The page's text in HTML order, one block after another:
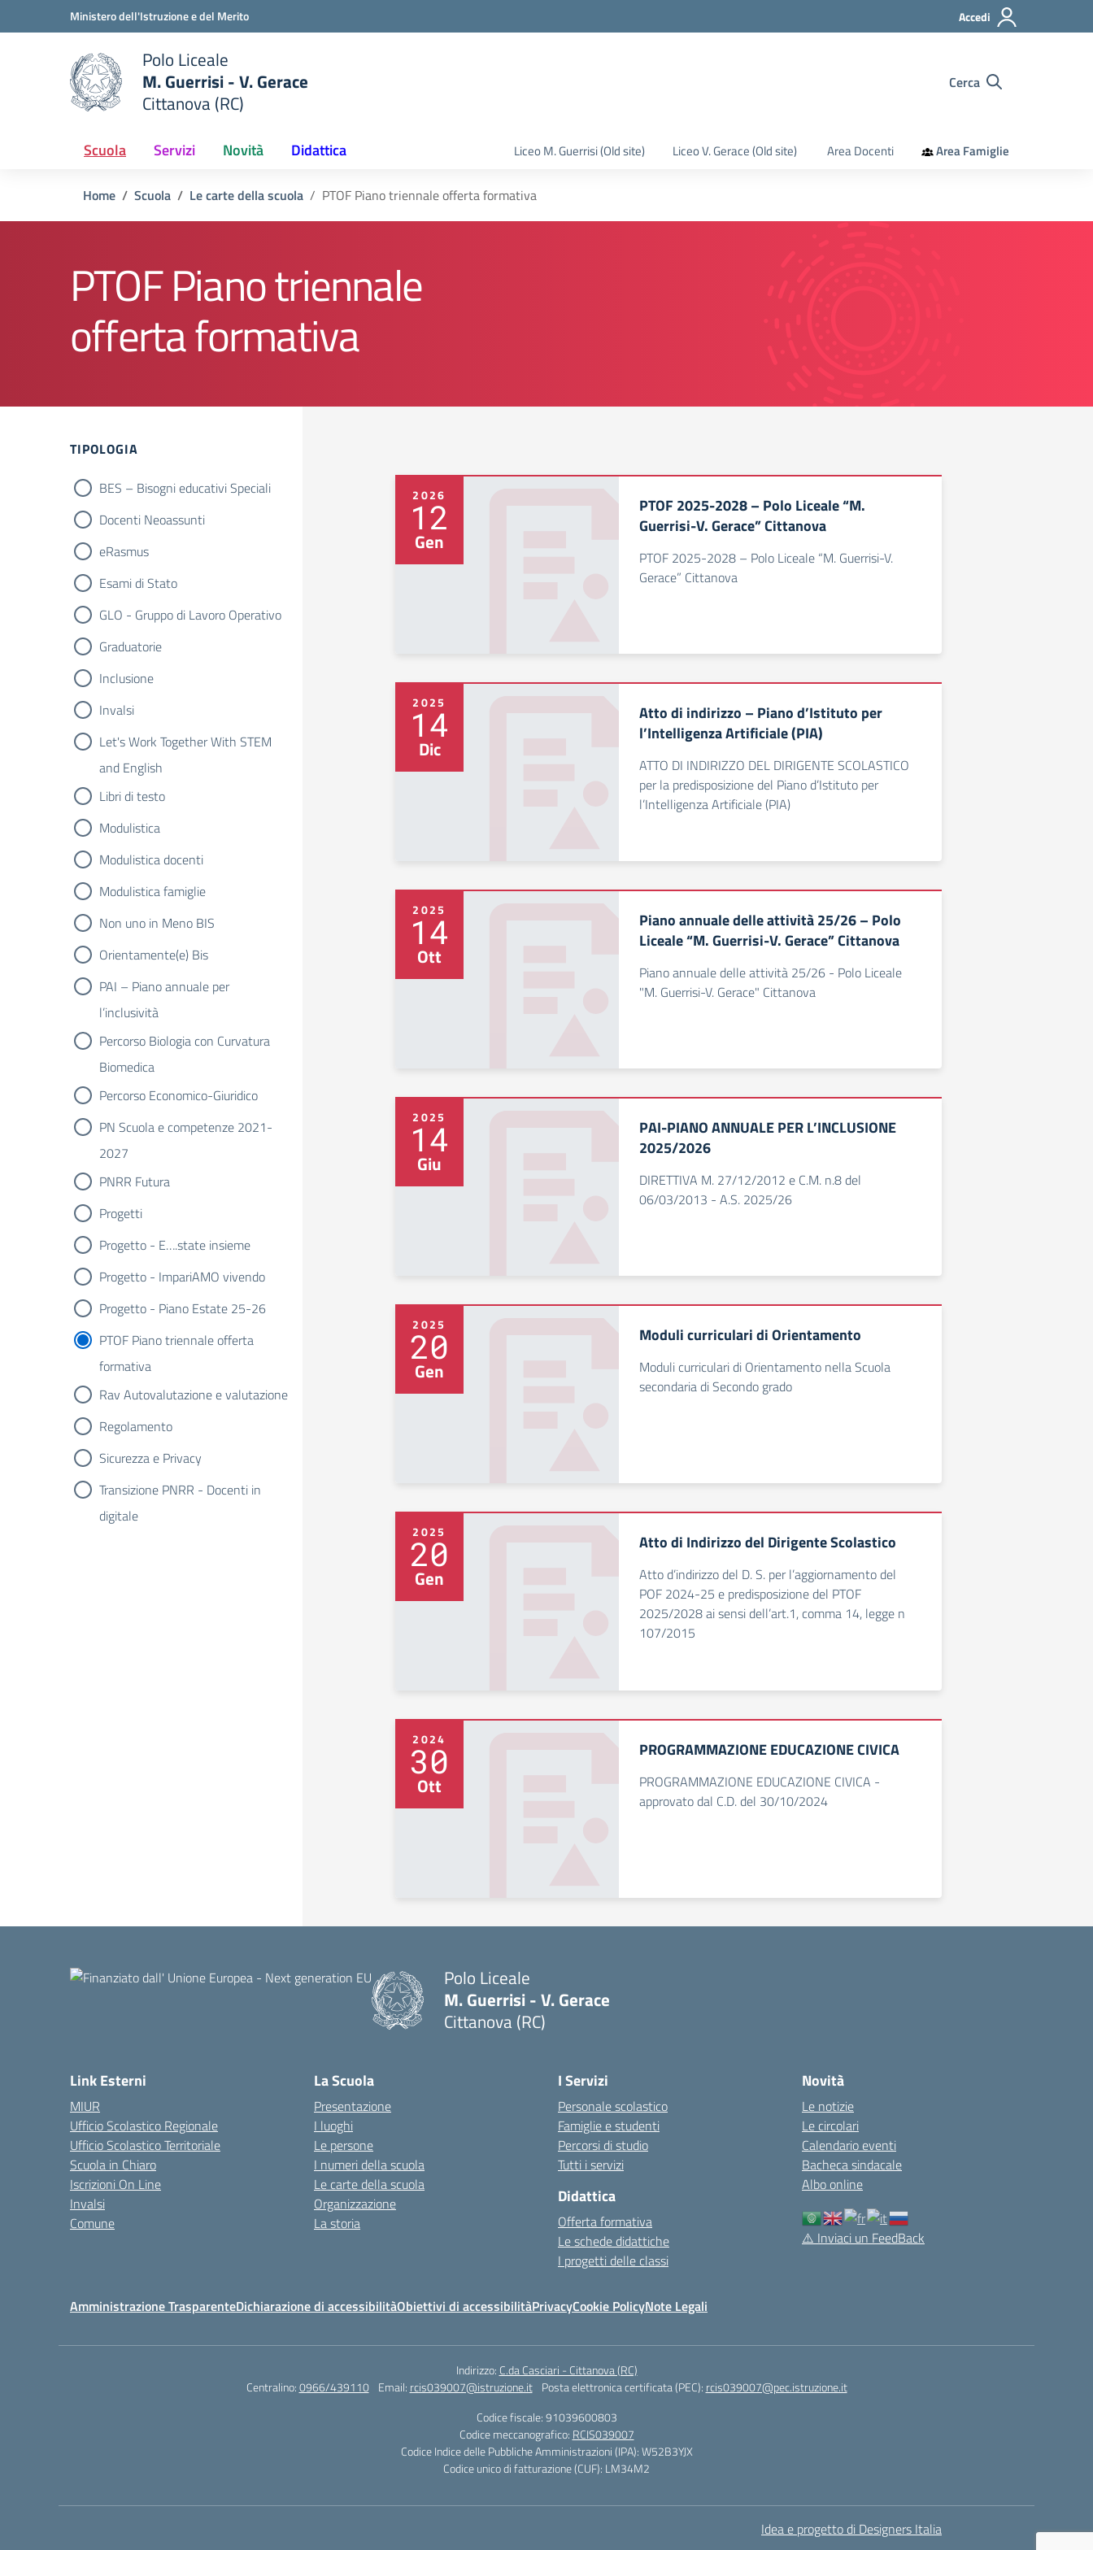
Vai ai contenuti
Vai al menu di navigazioneMinistero dell'Istruzione e del Merito Accedi
scuola
Polo Liceale
M. Guerrisi - V. Gerace
Cittanova (RC)
Cerca
Scuola Servizi Novità Didattica Liceo M. Guerrisi (Old site) Liceo V. Gerace (Old site) Area Docenti Area Famiglie
Home Scuola Le carte della scuola PTOF Piano triennale offerta formativa
PTOF Piano triennale
offerta formativa
Filtri
TIPOLOGIA
BES – Bisogni educativi Speciali
Docenti Neoassunti
eRasmus
Esami di Stato
GLO - Gruppo di Lavoro Operativo
Graduatorie
Inclusione
Invalsi
Let's Work Together With STEM
and English
Libri di testo
Modulistica
Modulistica docenti
Modulistica famiglie
Non uno in Meno BIS
Orientamente(e) Bis
PAI – Piano annuale per
l’inclusività
Percorso Biologia con Curvatura
Biomedica
Percorso Economico-Giuridico
PN Scuola e competenze 2021-
2027
PNRR Futura
Progetti
Progetto - E….state insieme
Progetto - ImpariAMO vivendo
Progetto - Piano Estate 25-26
PTOF Piano triennale offerta
formativa
Rav Autovalutazione e valutazione
Regolamento
Sicurezza e Privacy
Transizione PNRR - Docenti in
digitale
2026
12
Gen
PTOF 2025-2028 – Polo Liceale “M.
Guerrisi-V. Gerace” Cittanova
PTOF 2025-2028 – Polo Liceale “M. Guerrisi-V.
Gerace” Cittanova
2025
14
Dic
Atto di indirizzo – Piano d’Istituto per
l’Intelligenza Artificiale (PIA)
ATTO DI INDIRIZZO DEL DIRIGENTE SCOLASTICO
per la predisposizione del Piano d’Istituto per
l’Intelligenza Artificiale (PIA)
2025
14
Ott
Piano annuale delle attività 25/26 – Polo
Liceale “M. Guerrisi-V. Gerace” Cittanova
Piano annuale delle attività 25/26 - Polo Liceale
"M. Guerrisi-V. Gerace" Cittanova
2025
14
Giu
PAI-PIANO ANNUALE PER L’INCLUSIONE
2025/2026
DIRETTIVA M. 27/12/2012 e C.M. n.8 del
06/03/2013 - A.S. 2025/26
2025
20
Gen
Moduli curriculari di Orientamento
Moduli curriculari di Orientamento nella Scuola
secondaria di Secondo grado
2025
20
Gen
Atto di Indirizzo del Dirigente Scolastico
Atto d’indirizzo del D. S. per l’aggiornamento del
POF 2024-25 e predisposizione del PTOF
2025/2028 ai sensi dell’art.1, comma 14, legge n
107/2015
2024
30
Ott
PROGRAMMAZIONE EDUCAZIONE CIVICA
PROGRAMMAZIONE EDUCAZIONE CIVICA -
approvato dal C.D. del 30/10/2024
Polo Liceale
M. Guerrisi - V. Gerace
Cittanova (RC)
Link Esterni
MIUR
Ufficio Scolastico Regionale
Ufficio Scolastico Territoriale
Scuola in Chiaro
Iscrizioni On Line
Invalsi
Comune
La Scuola
Presentazione
I luoghi
Le persone
I numeri della scuola
Le carte della scuola
Organizzazione
La storia
I Servizi
Personale scolastico
Famiglie e studenti
Percorsi di studio
Tutti i servizi
Didattica
Offerta formativa
Le schede didattiche
I progetti delle classi
Novità
Le notizie
Le circolari
Calendario eventi
Bacheca sindacale
Albo online
⚠️ Inviaci un FeedBack
Amministrazione TrasparenteDichiarazione di accessibilitàObiettivi di accessibilitàPrivacyCookie PolicyNote Legali
Indirizzo: C.da Casciari - Cittanova (RC)
Centralino:0966/439110 Email: rcis039007@istruzione.it Posta elettronica certificata (PEC): rcis039007@pec.istruzione.it
Codice fiscale: 91039600803
Codice meccanografico: RCIS039007
Codice Indice delle Pubbliche Amministrazioni (IPA): W52B3YJX
Codice unico di fatturazione (CUF): LM34M2
Idea e progetto di Designers Italia